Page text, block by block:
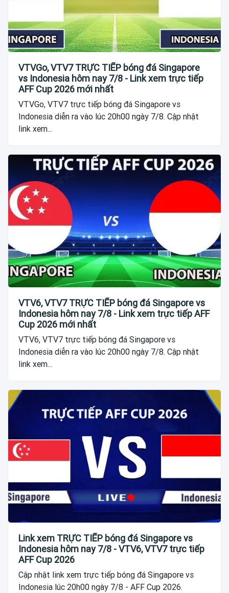
VTVGo, VTV7 TRỰC TIẾP bóng đá Singapore
vs Indonesia hôm nay 7/8 - Link xem trực tiếp
AFF Cup 2026 mới nhất
VTVGo, VTV7 trực tiếp bóng đá Singapore vs
Indonesia diễn ra vào lúc 20h00 ngày 7/8. Cập nhật
link xem...
VTV6, VTV7 TRỰC TIẾP bóng đá Singapore vs
Indonesia hôm nay 7/8 - Link xem trực tiếp AFF
Cup 2026 mới nhất
VTV6, VTV7 trực tiếp bóng đá Singapore vs
Indonesia diễn ra vào lúc 20h00 ngày 7/8. Cập nhật
link xem...
Link xem TRỰC TIẾP bóng đá Singapore vs
Indonesia hôm nay 7/8 - VTV6, VTV7 trực tiếp
AFF Cup 2026
Cập nhật link xem trực tiếp bóng đá Singapore vs
Indonesia lúc 20h00 ngày 7/8 - AFF Cup 2026.